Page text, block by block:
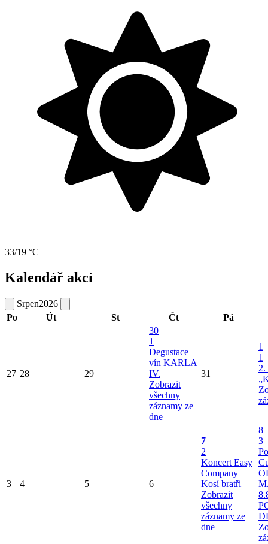
33/19 °C
Kalendář akcí
Srpen2026
Po
Út St Čt Pá
27 28 29
30
1
Degustace
vín KARLA
IV.
Zobrazit
všechny
záznamy ze
dne
31
1
1
2.
3 4 5 6
7
2
Koncert Easy
Company
Kosí bratři
Zobrazit
všechny
záznamy ze
dne
8
3